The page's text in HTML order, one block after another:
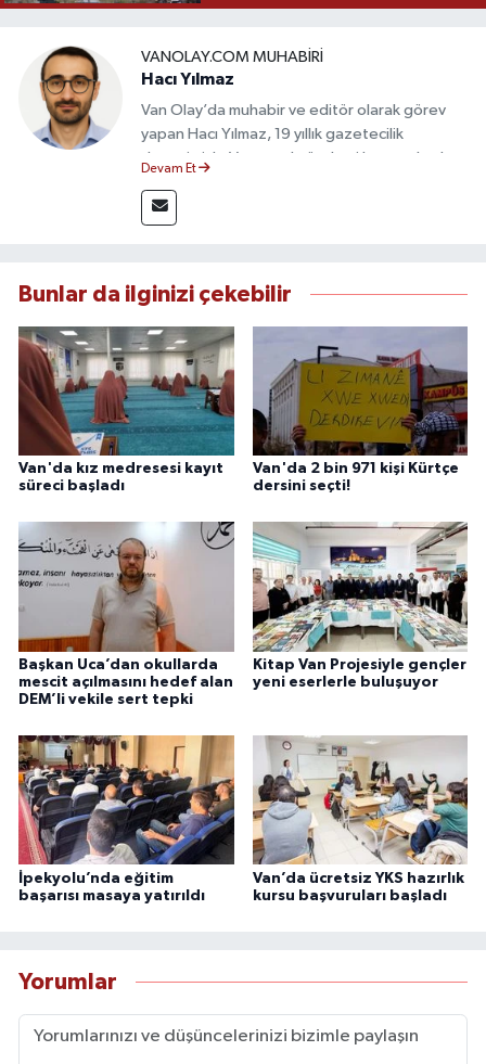
VANOLAY.COM MUHABIRI
Hacı Yılmaz
Van Olay’da muhabir ve editör olarak görev
yapan Hacı Yılmaz, 19 yıllık gazetecilik
deneyimiyle Van yerel gündemi başta olmak
takip etmektedir. Editoryal sürece katkı sunan
Yılmaz, tarafsızlık, doğruluk ve etik ilkeler
bilgilendirmektedir.
Devam Et
Bunlar da ilginizi çekebilir
Van'da kız medresesi kayıt
süreci başladı
Van'da 2 bin 971 kişi Kürtçe
dersini seçti!
Başkan Uca’dan okullarda
mescit açılmasını hedef alan
DEM’li vekile sert tepki
Kitap Van Projesiyle gençler
yeni eserlerle buluşuyor
İpekyolu’nda eğitim
başarısı masaya yatırıldı
Van’da ücretsiz YKS hazırlık
kursu başvuruları başladı
Yorumlar